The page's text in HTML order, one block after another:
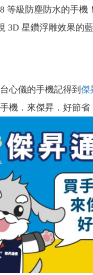
等級防塵防水的手機
3D 星鑽浮雕效果的
儀的手機記得到 傑
手機．來傑昇．好節省